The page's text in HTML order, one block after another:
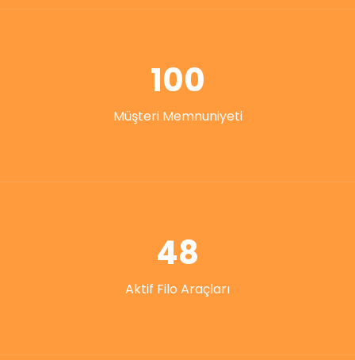
100
Müşteri Memnuniyeti
48
Aktif Filo Araçları